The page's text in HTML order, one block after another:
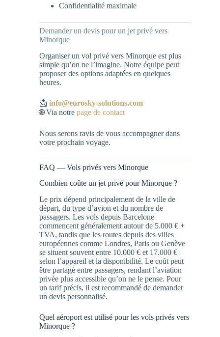
Confidentialité maximale
Demander un devis pour un jet privé vers
Minorque
Organiser un vol privé vers Minorque est plus
simple qu’on ne l’imagine. Notre équipe peut
proposer des options adaptées en quelques
heures.
📩 info@eurosky-solutions.com
🌐 Via notre page de contact
Nous serons ravis de vous accompagner dans
votre prochain voyage.
FAQ — Vols privés vers Minorque
Combien coûte un jet privé pour Minorque ?
Le prix dépend principalement de la ville de
départ, du type d’avion et du nombre de
passagers. Les vols depuis Barcelone
commencent généralement autour de 5.000 € +
TVA, tandis que les routes depuis des villes
européennes comme Londres, Paris ou Genève
se situent souvent entre 10.000 € et 17.000 €
selon l’appareil et la disponibilité. Le coût peut
être partagé entre passagers, rendant l’aviation
privée plus accessible qu’on ne le pense. Pour
un tarif précis, il est recommandé de demander
un devis personnalisé.
Quel aéroport est utilisé pour les vols privés vers
Minorque ?